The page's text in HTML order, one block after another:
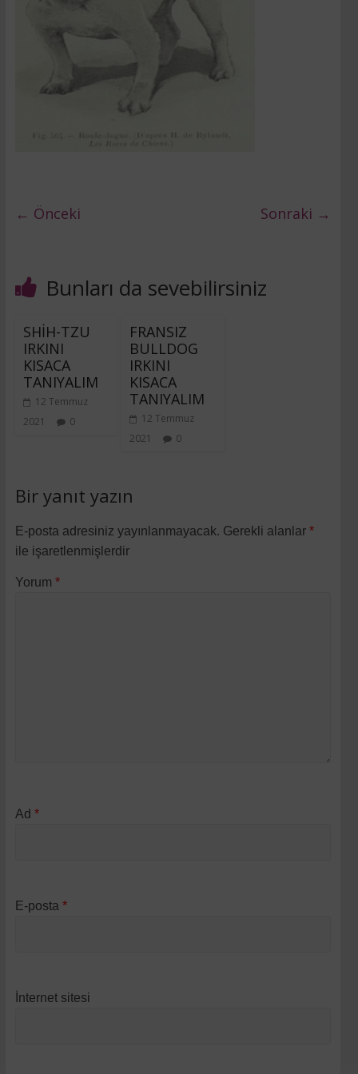
← Önceki Sonraki →
Bunları da sevebilirsiniz
SHİH-TZU
IRKINI
KISACA
TANIYALIM
12 Temmuz
2021
0
FRANSIZ
BULLDOG
IRKINI
KISACA
TANIYALIM
12 Temmuz
2021
0
Bir yanıt yazın
E-posta adresiniz yayınlanmayacak. Gerekli alanlar*
ile işaretlenmişlerdir
Yorum*
Ad*
E-posta*
İnternet sitesi